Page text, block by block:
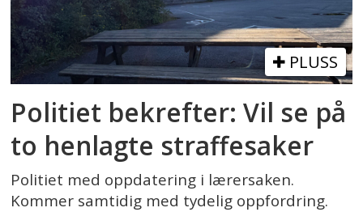
PLUSS
Politiet bekrefter: Vil se på
to henlagte straffesaker
Politiet med oppdatering i lærersaken.
Kommer samtidig med tydelig oppfordring.